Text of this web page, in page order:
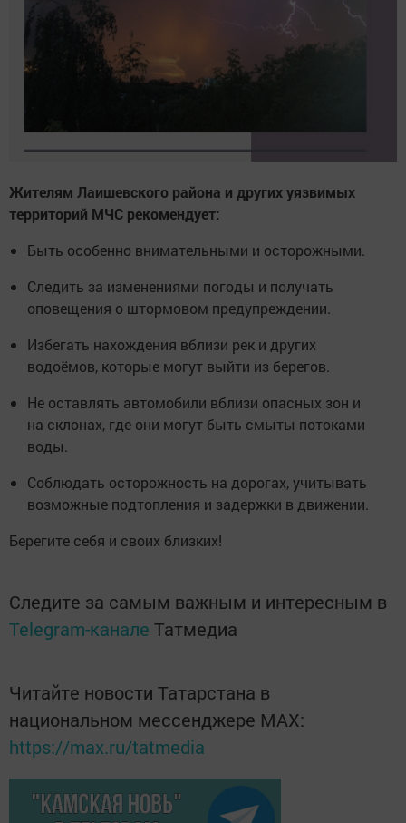
Жителям Лаишевского района и других уязвимых
территорий МЧС рекомендует:
Быть особенно внимательными и осторожными.
Следить за изменениями погоды и получать
оповещения о штормовом предупреждении.
Избегать нахождения вблизи рек и других
водоёмов, которые могут выйти из берегов.
Не оставлять автомобили вблизи опасных зон и
на склонах, где они могут быть смыты потоками
воды.
Соблюдать осторожность на дорогах, учитывать
возможные подтопления и задержки в движении.
Берегите себя и своих близких!
Следите за самым важным и интересным в
Telegram-канале Татмедиа
Читайте новости Татарстана в
национальном мессенджере MАХ:
https://max.ru/tatmedia